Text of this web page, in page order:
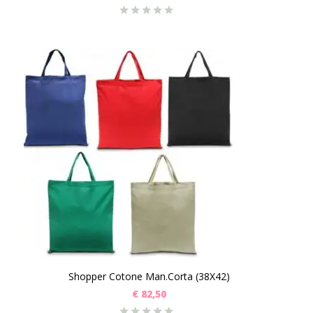
Shopper Cotone Man.Corta (38X42)
€ 82,50